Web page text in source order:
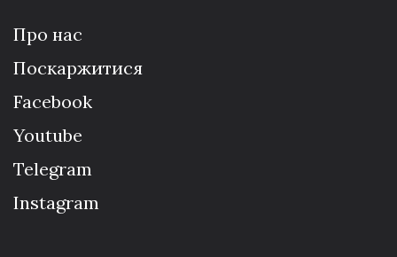
Про нас
Поскаржитися
Facebook
Youtube
Telegram
Instagram